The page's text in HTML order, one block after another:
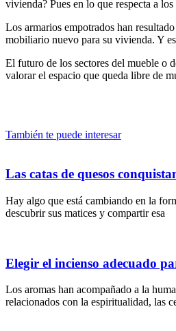
vivienda? Pues en lo que respecta a
Los armarios empotrados han
mobiliario nuevo para su vivienda. Y
El futuro de los sectores del mueble o
valorar el espacio que queda libre de
También te puede interesar
Las catas de quesos
Hay algo que está cambiando en la
descubrir sus matices y compartir esa
Elegir el incienso adecuado
Los aromas han acompañado a la
relacionados con la espiritualidad, las